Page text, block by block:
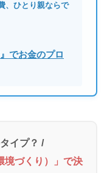
、ひとり親ならで
でお金のプロ
イプ？ /
境づくり）」で決